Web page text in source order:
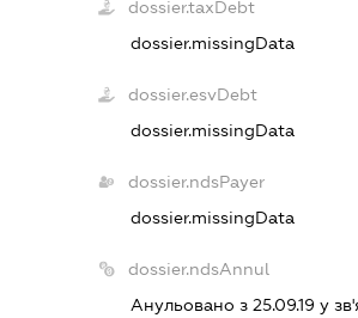
dossier.taxDebt
dossier.missingData
dossier.esvDebt
dossier.missingData
dossier.ndsPayer
dossier.missingData
dossier.ndsAnnul
Анульовано з 25.09.19 у